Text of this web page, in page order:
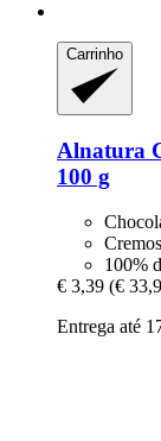
Carrinho
Alnatura
100 g
100%
€ 3,39 (€
Entrega até